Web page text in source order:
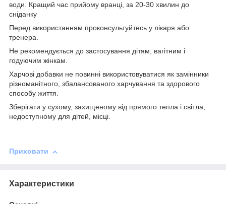
води. Кращий час прийому вранці, за 20-30 хвилин до
сніданку
Перед використанням проконсультуйтесь у лікаря або
тренера.
Не рекомендується до застосування дітям, вагітним і
годуючим жінкам.
Харчові добавки не повинні використовуватися як замінники
різноманітного, збалансованого харчування та здорового
способу життя.
Зберігати у сухому, захищеному від прямого тепла і світла,
недоступному для дітей, місці.
Приховати
Характеристики